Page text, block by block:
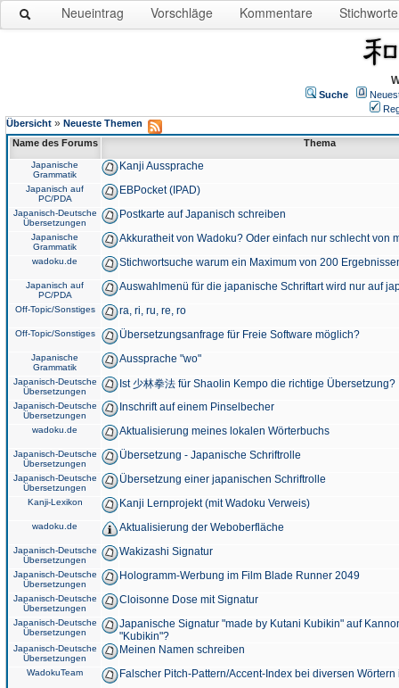
Neueintrag Vorschläge Kommentare Stichworte
Suche
Übersicht » Neueste Themen
Name des Forums
Thema
Japanische
Grammatik
Kanji Aussprache
Japanisch auf
PC/PDA
EBPocket (IPAD)
Japanisch-Deutsche
Übersetzungen
Postkarte auf Japanisch schreiben
Japanische
Grammatik
Akkuratheit von Wadoku? Oder einfach nur schlecht von
wadoku.de Stichwortsuche warum ein Maximum von 200
Japanisch auf
PC/PDA
Auswahlmenü für die japanische Schriftart wird nur auf
Off-Topic/Sonstiges ra, ri, ru, re, ro
Off-Topic/Sonstiges Übersetzungsanfrage für Freie Software möglich?
Japanische
Grammatik
Aussprache "wo"
Japanisch-Deutsche
Übersetzungen
Ist 少林拳法 für Shaolin Kempo die richtige Übersetzung?
Japanisch-Deutsche
Übersetzungen
Inschrift auf einem Pinselbecher
wadoku.de Aktualisierung meines lokalen Wörterbuchs
Japanisch-Deutsche
Übersetzungen
Übersetzung - Japanische Schriftrolle
Japanisch-Deutsche
Übersetzungen
Übersetzung einer japanischen Schriftrolle
Kanji-Lexikon Kanji Lernprojekt (mit Wadoku Verweis)
wadoku.de Aktualisierung der Weboberfläche
Japanisch-Deutsche
Übersetzungen
Wakizashi Signatur
Japanisch-Deutsche
Übersetzungen
Hologramm-Werbung im Film Blade Runner 2049
Japanisch-Deutsche
Übersetzungen
Cloisonne Dose mit Signatur
Japanisch-Deutsche
Übersetzungen
Japanische Signatur "made by Kutani Kubikin" auf
"Kubikin"?
Japanisch-Deutsche
Übersetzungen
Meinen Namen schreiben
WadokuTeam Falscher Pitch-Pattern/Accent-Index bei diversen